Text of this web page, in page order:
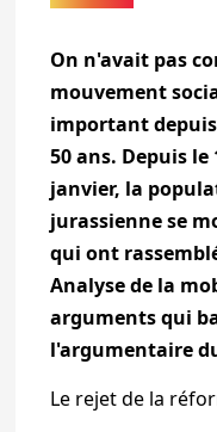
On n'avait pas
mouvement
important
50 ans. Depuis le
janvier, la
jurassienne se
qui ont
Analyse de la
arguments qui
l'argumentaire
Le rejet de la